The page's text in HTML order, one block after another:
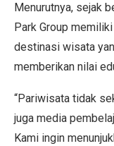
Menurutnya, sejak
Park Group
destinasi wisata
memberikan nilai
“Pariwisata tidak
juga media
Kami ingin